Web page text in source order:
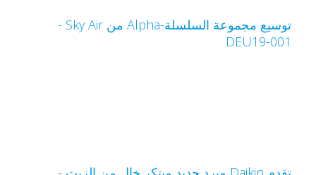
توسيع مجموعة السلسلة-Alpha من Sky Air‏ -
DEU19-